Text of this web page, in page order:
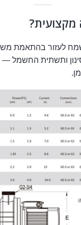
מקצועית?
ישמח לעזור בהתאמת
ותשתית החשמל —